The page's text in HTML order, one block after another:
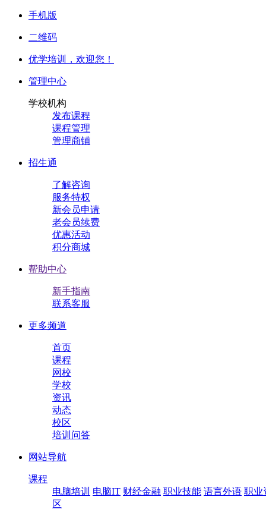
手机版
二维码
优学培训， 欢迎您！
管理中心
学校机构
发布课程
课程管理
管理商铺
招生通
了解咨询
服务特权
新会员申请
老会员续费
优惠活动
积分商城
帮助中心
新手指南
联系客服
更多频道
首页
课程
网校
学校
资讯
动态
校区
培训问答
网站导航
课程
电脑培训 电脑IT 财经金融 职业技能 语言外语 职业
区